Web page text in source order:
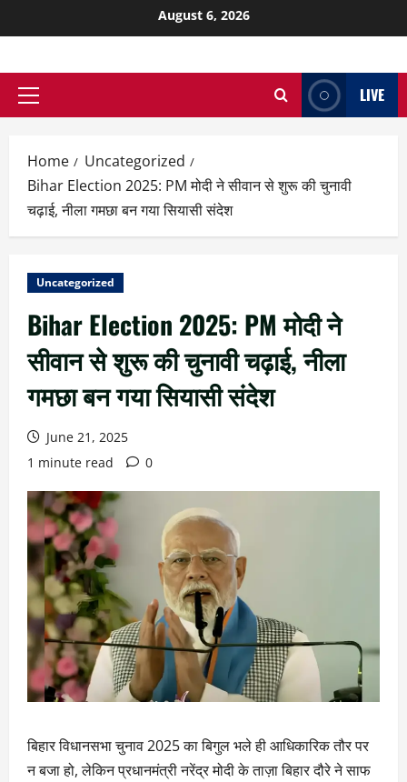
August 6, 2026
LIVE
Home
Uncategorized
Bihar Election 2025: PM मोदी ने सीवान से शुरू की चुनावी
चढ़ाई, नीला गमछा बन गया सियासी संदेश
Uncategorized
Bihar Election 2025: PM मोदी ने
सीवान से शुरू की चुनावी चढ़ाई, नीला
गमछा बन गया सियासी संदेश
June 21, 2025
1 minute read
0
बिहार विधानसभा चुनाव 2025 का बिगुल भले ही आधिकारिक तौर पर
न बजा हो, लेकिन प्रधानमंत्री नरेंद्र मोदी के ताज़ा बिहार दौरे ने साफ